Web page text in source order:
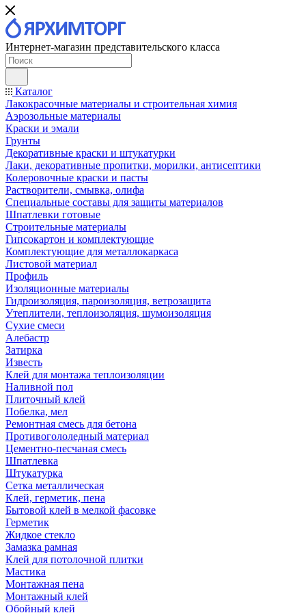
Интернет-магазин представительского класса
Каталог
Лакокрасочные материалы и строительная химия
Аэрозольные материалы
Краски и эмали
Грунты
Декоративные краски и штукатурки
Лаки, декоративные пропитки, морилки, антисептики
Колеровочные краски и пасты
Растворители, смывка, олифа
Специальные составы для защиты материалов
Шпатлевки готовые
Строительные материалы
Гипсокартон и комплектующие
Комплектующие для металлокаркаса
Листовой материал
Профиль
Изоляционные материалы
Гидроизоляция, пароизоляция, ветрозащита
Утеплители, теплоизоляция, шумоизоляция
Сухие смеси
Алебастр
Затирка
Известь
Клей для монтажа теплоизоляции
Наливной пол
Плиточный клей
Побелка, мел
Ремонтная смесь для бетона
Противогололедный материал
Цементно-песчаная смесь
Шпатлевка
Штукатурка
Сетка металлическая
Клей, герметик, пена
Бытовой клей в мелкой фасовке
Герметик
Жидкое стекло
Замазка рамная
Клей для потолочной плитки
Мастика
Монтажная пена
Монтажный клей
Обойный клей